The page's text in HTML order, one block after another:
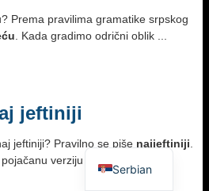
Prema pravilima gramatike srpskog
. Kada gradimo odrični oblik ...
jeftiniji
jeftiniji? Pravilno se piše najjeftiniji
verziju prideva
Serbian